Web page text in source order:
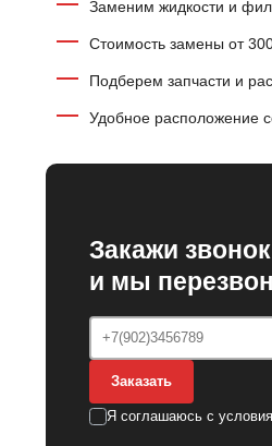
Заменим жидкости и
Стоимость замены от
Подберем запчасти и
Удобное расположение
Закажи звонок
и мы
Заказать
Я соглашаюсь с